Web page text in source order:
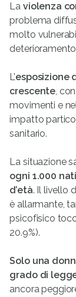
Laviolenza
problema
molto
L’esposizione
crescente,
movimenti e
impatto
sanitario.
La situazione
ogni 1.000
d’età. Il livello
è allarmante,
psicofisico
20.9%).
Solo una
grado di
ancora